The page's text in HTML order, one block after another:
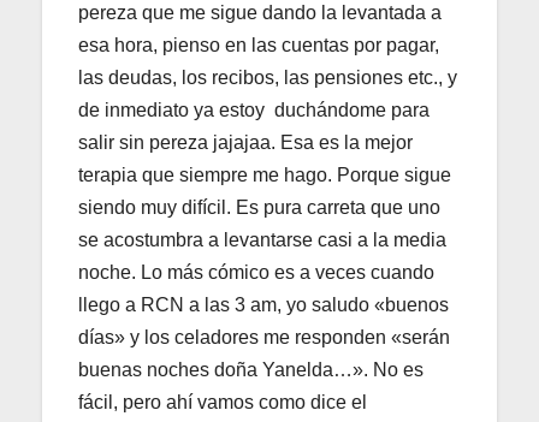
pereza que me sigue dando la levantada a
esa hora, pienso en las cuentas por pagar,
las deudas, los recibos, las pensiones etc., y
de inmediato ya estoy duchándome para
salir sin pereza jajajaa. Esa es la mejor
terapia que siempre me hago. Porque sigue
siendo muy difícil. Es pura carreta que uno
se acostumbra a levantarse casi a la media
noche. Lo más cómico es a veces cuando
llego a RCN a las 3 am, yo saludo «buenos
días» y los celadores me responden «serán
buenas noches doña Yanelda…». No es
fácil, pero ahí vamos como dice el